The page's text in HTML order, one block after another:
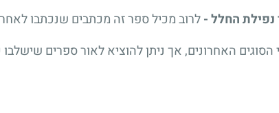
החלל -לרוב מכיל ספר זה מכתבים שנכתבו לאחר
הסוגים האחרונים, אך ניתן להוציא לאור ספרים